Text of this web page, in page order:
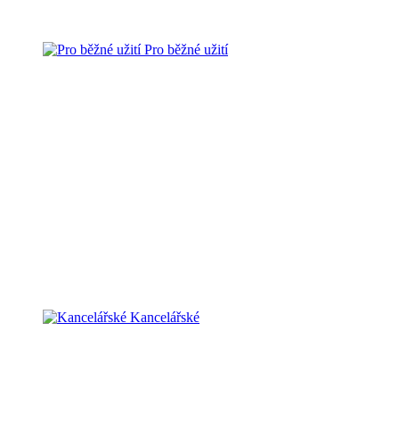
Pro běžné užití
Kancelářské